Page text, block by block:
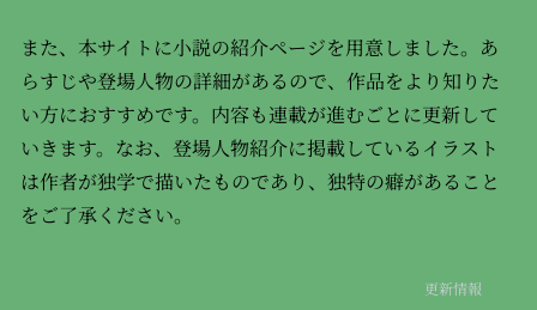
また、本サイトに小説の紹介ページを用意しました。あ
らすじや登場人物の詳細があるので、作品をより知りた
い方におすすめです。内容も連載が進むごとに更新して
いきます。なお、登場人物紹介に掲載しているイラスト
は作者が独学で描いたものであり、独特の癖があること
をご了承ください。
更新情報